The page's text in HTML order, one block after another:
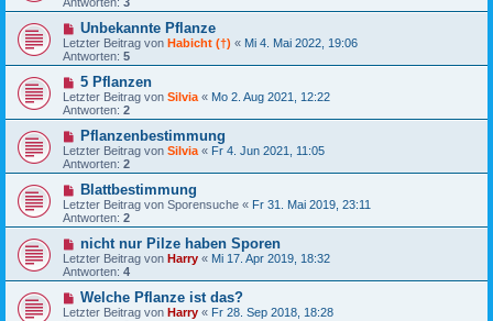
Unbekannte Pflanze
Letzter Beitrag von Habicht (†) « Mi 4. Mai 2022, 19:06
Antworten: 5
5 Pflanzen
Letzter Beitrag von Silvia « Mo 2. Aug 2021, 12:22
Antworten: 2
Pflanzenbestimmung
Letzter Beitrag von Silvia « Fr 4. Jun 2021, 11:05
Antworten: 2
Blattbestimmung
Letzter Beitrag von Sporensuche « Fr 31. Mai 2019, 23:11
Antworten: 2
nicht nur Pilze haben Sporen
Letzter Beitrag von Harry « Mi 17. Apr 2019, 18:32
Antworten: 4
Welche Pflanze ist das?
Letzter Beitrag von Harry « Fr 28. Sep 2018, 18:28